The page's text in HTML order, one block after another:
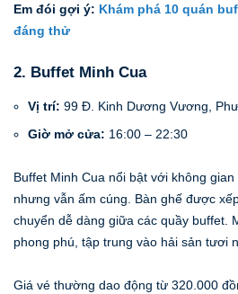
Em đói gợi ý: Khám phá 10 quán
đáng thử
2. Buffet Minh Cua
Vị trí: 99 Đ. Kinh Dương Vương,
Giờ mở cửa: 16:00 – 22:30
Buffet Minh Cua nổi bật với không
nhưng vẫn ấm cúng. Bàn ghế được
chuyển dễ dàng giữa các quầy buffet.
phong phú, tập trung vào hải sản tươi
Giá vé thường dao động từ 320.000